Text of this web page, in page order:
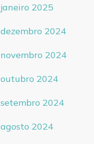
janeiro 2025
dezembro 2024
novembro 2024
outubro 2024
setembro 2024
agosto 2024